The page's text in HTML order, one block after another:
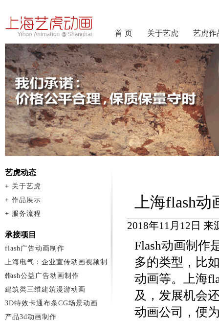
首 页 关于艺虎 艺虎作
上海flash
2018年11月12日 来
Flash动画制作
多的类型，比
动画等。上海
及，发展机会
动画公司，便
艺虎动态
+ 关于艺虎
+ 作品展示
+ 服务流程
承接项目
flash广告动画制作
上海电气：企业宣传动画视频制
作
flash公益广告动画制作
建筑类三维建筑漫游动画
3D特效卡通布条CG场景动画
产品3d动画制作